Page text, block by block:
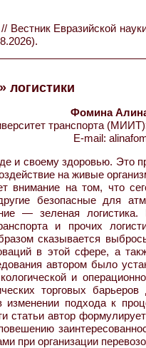
Вестник Евразийской
логистики
Фомина
транспорта
E-mail:
и своему здоровью. Это
на живые
внимание на том, что
безопасные для
— зеленая
и прочих
сказывается
в этой сфере, а
автором было
и
торговых барьеров
изменении подхода к
статьи автор
при организации